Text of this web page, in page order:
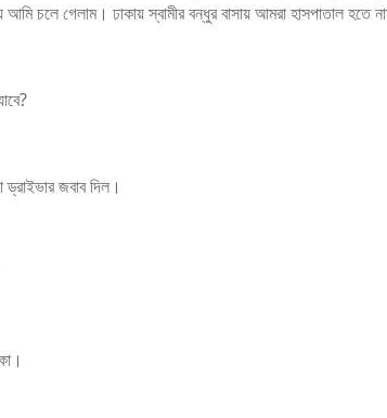
আমি চলে গেলাম। ঢাকায় স্বামীর বন্ধুর বাসায় আমরা হাসপাতাল হতে
ড্রাইভার জবাব দিল।